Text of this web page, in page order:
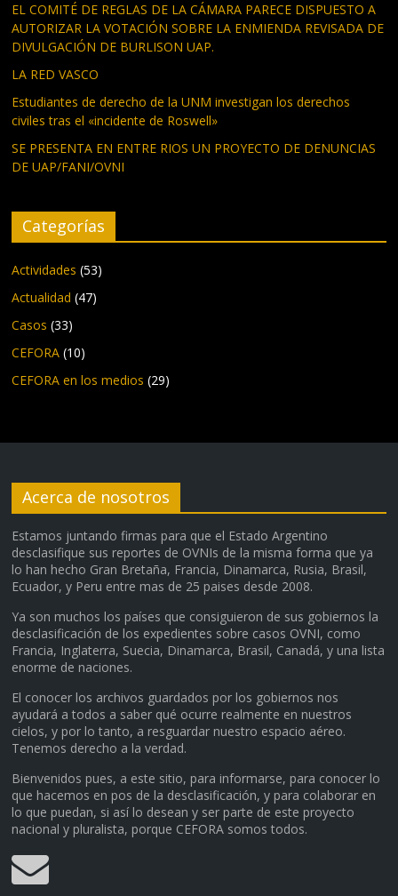
EL COMITÉ DE REGLAS DE LA CÁMARA PARECE DISPUESTO A
AUTORIZAR LA VOTACIÓN SOBRE LA ENMIENDA REVISADA DE
DIVULGACIÓN DE BURLISON UAP.
LA RED VASCO
Estudiantes de derecho de la UNM investigan los derechos
civiles tras el «incidente de Roswell»
SE PRESENTA EN ENTRE RIOS UN PROYECTO DE DENUNCIAS
DE UAP/FANI/OVNI
Categorías
Actividades (53)
Actualidad (47)
Casos (33)
CEFORA (10)
CEFORA en los medios (29)
Acerca de nosotros
Estamos juntando firmas para que el Estado Argentino
desclasifique sus reportes de OVNIs de la misma forma que ya
lo han hecho Gran Bretaña, Francia, Dinamarca, Rusia, Brasil,
Ecuador, y Peru entre mas de 25 paises desde 2008.
Ya son muchos los países que consiguieron de sus gobiernos la
desclasificación de los expedientes sobre casos OVNI, como
Francia, Inglaterra, Suecia, Dinamarca, Brasil, Canadá, y una lista
enorme de naciones.
El conocer los archivos guardados por los gobiernos nos
ayudará a todos a saber qué ocurre realmente en nuestros
cielos, y por lo tanto, a resguardar nuestro espacio aéreo.
Tenemos derecho a la verdad.
Bienvenidos pues, a este sitio, para informarse, para conocer lo
que hacemos en pos de la desclasificación, y para colaborar en
lo que puedan, si así lo desean y ser parte de este proyecto
nacional y pluralista, porque CEFORA somos todos.